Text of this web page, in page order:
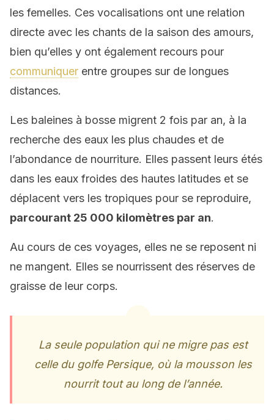
les femelles. Ces vocalisations ont une relation
directe avec les chants de la saison des amours,
bien qu’elles y ont également recours pour
communiquer entre groupes sur de longues
distances.
Les baleines à bosse migrent 2 fois par an, à la
recherche des eaux les plus chaudes et de
l’abondance de nourriture. Elles passent leurs étés
dans les eaux froides des hautes latitudes et se
déplacent vers les tropiques pour se reproduire,
parcourant 25 000 kilomètres par an.
Au cours de ces voyages, elles ne se reposent ni
ne mangent. Elles se nourrissent des réserves de
graisse de leur corps.
La seule population qui ne migre pas est
celle du golfe Persique, où la mousson les
nourrit tout au long de l’année.